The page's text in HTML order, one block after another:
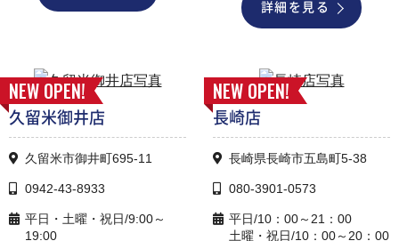
詳細を見る
NEW OPEN!
久留米御井店
久留米市御井町695-11
0942-43-8933
平日・土曜・祝日/9:00～
19:00
NEW OPEN!
長崎店
長崎県長崎市五島町5-38
080-3901-0573
平日/10：00～21：00
土曜・祝日/10：00～20：00